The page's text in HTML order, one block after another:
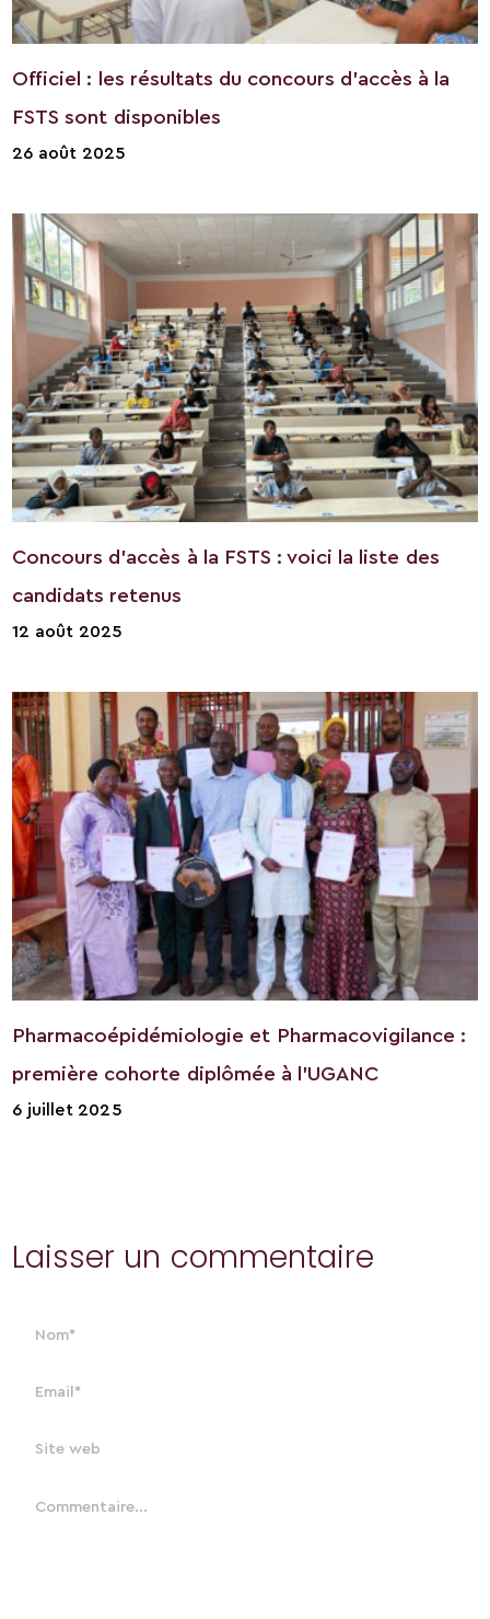
Officiel : les résultats du concours d’accès à la
FSTS sont disponibles
26 août 2025
Concours d’accès à la FSTS : voici la liste des
candidats retenus
12 août 2025
Pharmacoépidémiologie et Pharmacovigilance :
première cohorte diplômée à l’UGANC
6 juillet 2025
Laisser un commentaire